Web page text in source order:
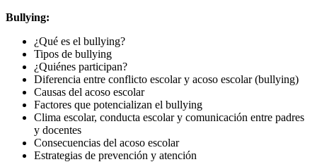
Bullying:
¿Qué es el bullying?
Tipos de bullying
¿Quiénes participan?
Diferencia entre conflicto escolar y acoso escolar (bullying)
Causas del acoso escolar
Factores que potencializan el bullying
Clima escolar, conducta escolar y comunicación entre padres
y docentes
Consecuencias del acoso escolar
Estrategias de prevención y atención